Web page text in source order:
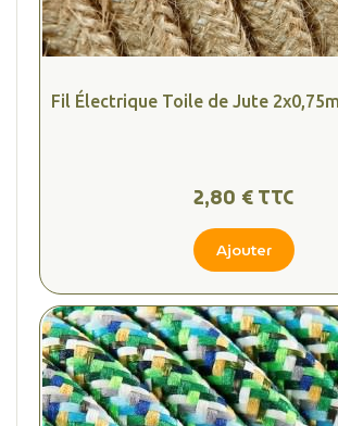
Fil Électrique Toile de Jute
2,80 € TTC
Ajouter